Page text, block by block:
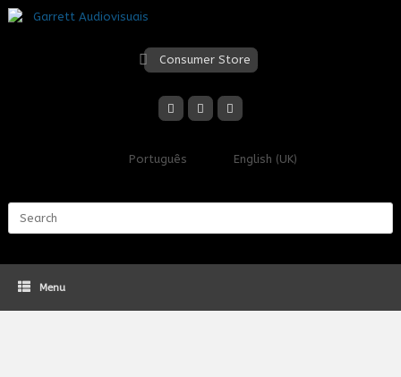
Skip
to
Consumer Store
Português English (UK)
Menu